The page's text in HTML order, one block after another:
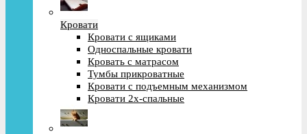
Кровати
Кровати с ящиками
Односпальные кровати
Кровать с матрасом
Тумбы прикроватные
Кровати с подъемным механизмом
Кровати 2х-спальные